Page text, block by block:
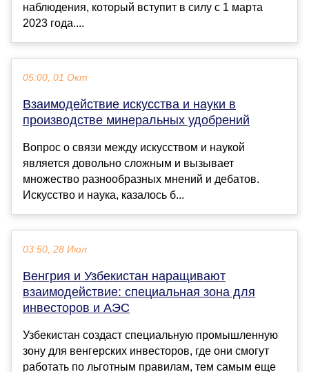
наблюдения, который вступит в силу с 1 марта
2023 года....
05:00, 01 Окт
Взаимодействие искусства и науки в
производстве минеральных удобрений
Вопрос о связи между искусством и наукой
является довольно сложным и вызывает
множество разнообразных мнений и дебатов.
Искусство и наука, казалось б...
03:50, 28 Июл
Венгрия и Узбекистан наращивают
взаимодействие: специальная зона для
инвесторов и АЭС
Узбекистан создаст специальную промышленную
зону для венгерских инвесторов, где они смогут
работать по льготным правилам, тем самым еще